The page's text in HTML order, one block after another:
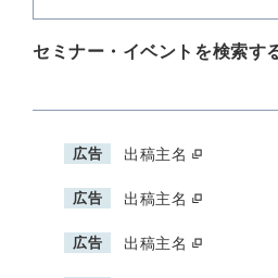
セミナー・イベントを検索す
広告 出稿主名
広告 出稿主名
広告 出稿主名